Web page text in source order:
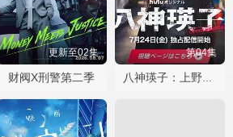
更新至02集
财阀X刑警第二季
第04集
八神瑛子：上野中央署组织犯罪对策课